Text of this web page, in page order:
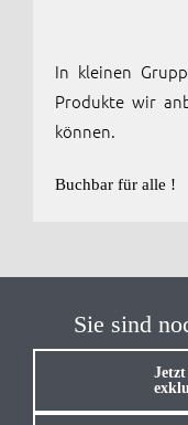
In kleinen
Produkte wir
können.
Buchbar für alle !
Sie sind